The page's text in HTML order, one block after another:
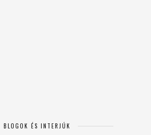
BLOGOK ÉS INTERJÚK